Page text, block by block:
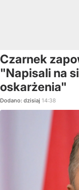
Czarnek
"Napisali na
oskarżenia"
Dodano: dzisiaj 14:38